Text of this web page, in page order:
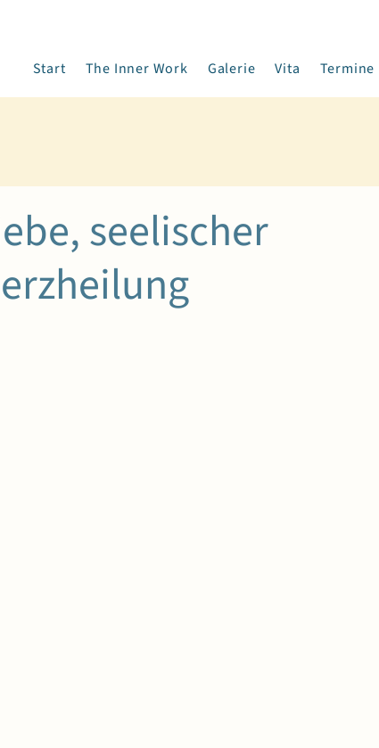
Start The Inner Work Galerie Vita Termine
seelischer